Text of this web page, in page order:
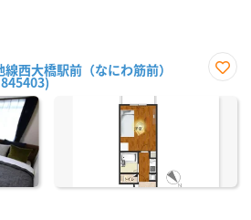
西大橋駅前（なにわ筋前）
に入